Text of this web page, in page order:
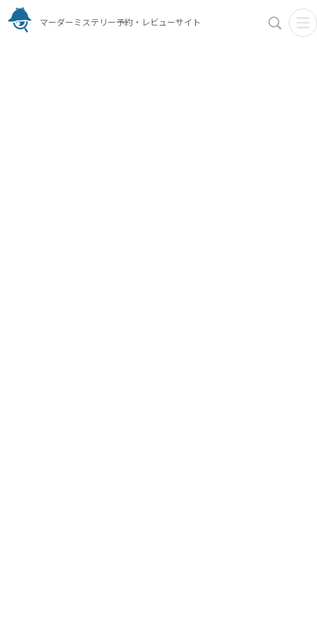
マーダーミステリー予約・レビューサイト